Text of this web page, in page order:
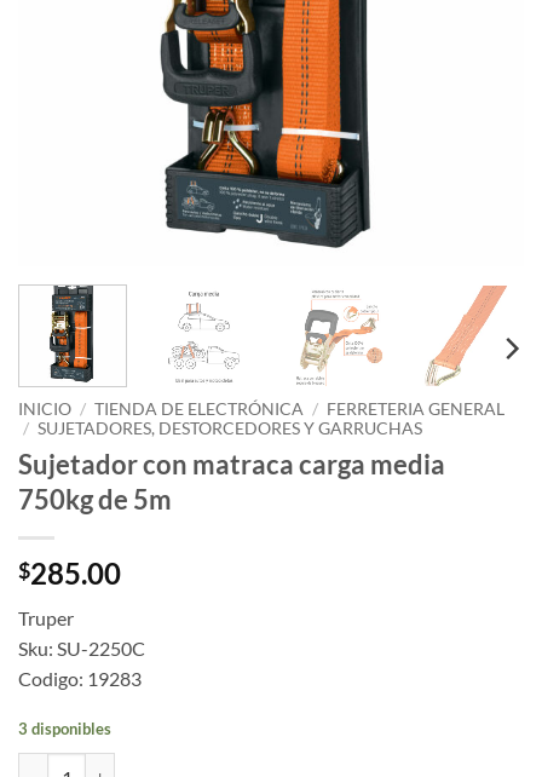
INICIO / TIENDA DE ELECTRÓNICA / FERRETERIA GENERAL
/ SUJETADORES, DESTORCEDORES Y GARRUCHAS
Sujetador con matraca carga media
750kg de 5m
$285.00
Truper
Sku: SU-2250C
Codigo: 19283
3 disponibles